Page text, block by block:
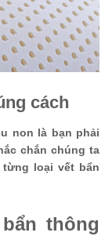
cách
non là bạn phải
chắn chúng ta
loại vết bẩn
thông